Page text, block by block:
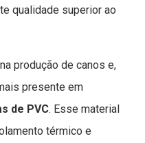
qualidade superior ao
produção de canos e,
presente em
de PVC. Esse material
térmico e